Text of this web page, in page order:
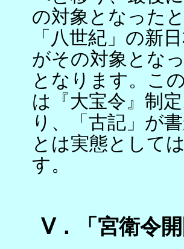
の対象となった
「八世紀」の新
がその対象とな
となります。こ
は『大宝令』制
り、「古記」が
とは実態として
す。
Ⅴ．「宮衛令